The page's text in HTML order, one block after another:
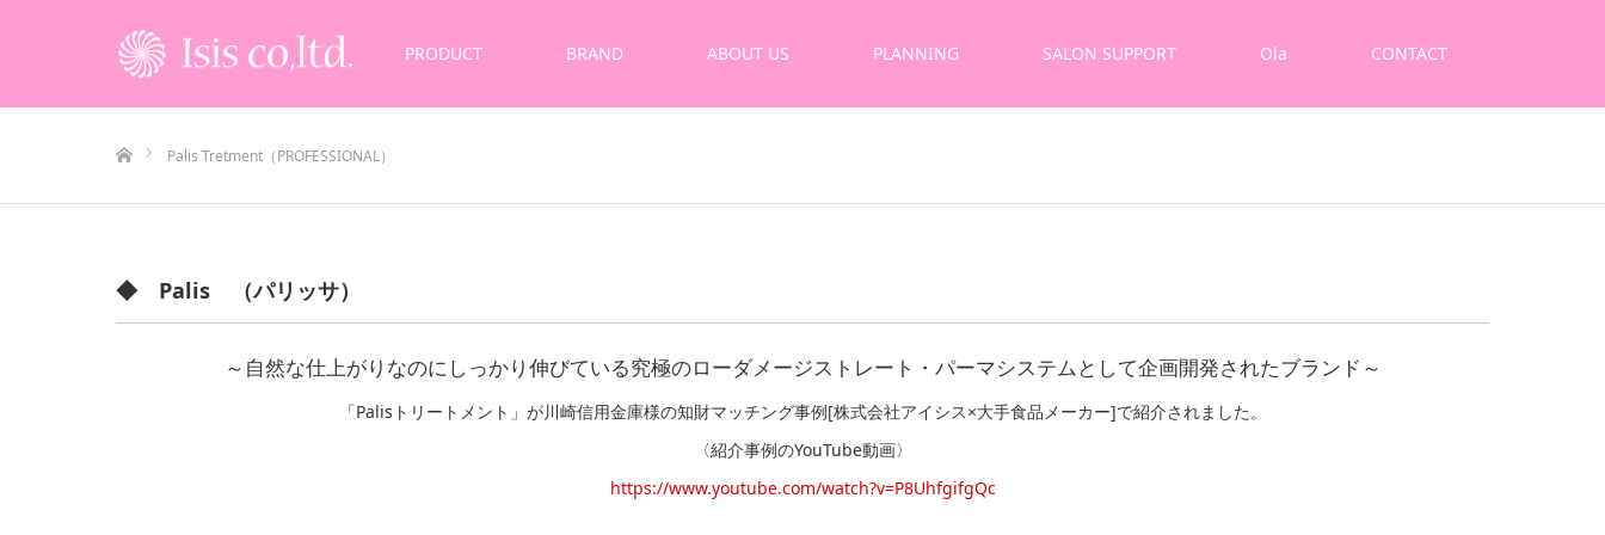
PRODUCT BRAND ABOUT US PLANNING SALON SUPPORT Ola CONTACT
Palis Tretment（PROFESSIONAL）
◆ Palis （パリッサ）
～自然な仕上がりなのにしっかり伸びている究極のローダメージストレート・パーマシステムとして企画開発されたブランド～
「Palisトリートメント」が川崎信用金庫様の知財マッチング事例[株式会社アイシス×大手食品メーカー]で紹介されました。
〈紹介事例のYouTube動画〉
https://www.youtube.com/watch?v=P8UhfgifgQc